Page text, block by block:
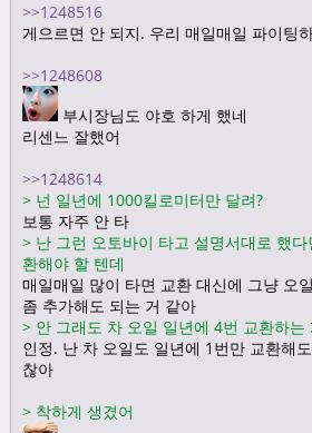
>>1248516
게으르면 안 되지. 우리 매일매일 파이팅
>>1248608
부시장님도 야호 하게 했네
리센느 잘했어
>>1248614
> 넌 일년에 1000킬로미터만 달려?
보통 자주 안 타
> 난 그런 오토바이 타고 설명서대로 했
환해야 할 텐데
매일매일 많이 타면 교환 대신에 그냥 오
좀 추가해도 되는 거 같아
> 안 그래도 차 오일 일년에 4번 교환하는
인정. 난 차 오일도 일년에 1번만 교환해
찮아
> 착하게 생겼어